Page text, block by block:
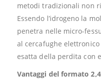
metodi tradizionali non
Essendo l’idrogeno la
penetra nelle micro-
al cercafughe
esatta della perdita con
Vantaggi del formato